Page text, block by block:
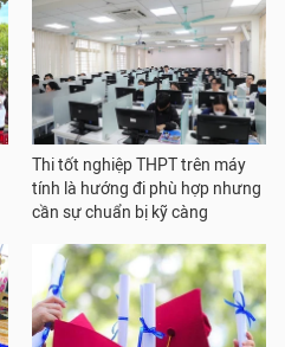
Thi tốt nghiệp THPT trên máy
tính là hướng đi phù hợp nhưng
cần sự chuẩn bị kỹ càng